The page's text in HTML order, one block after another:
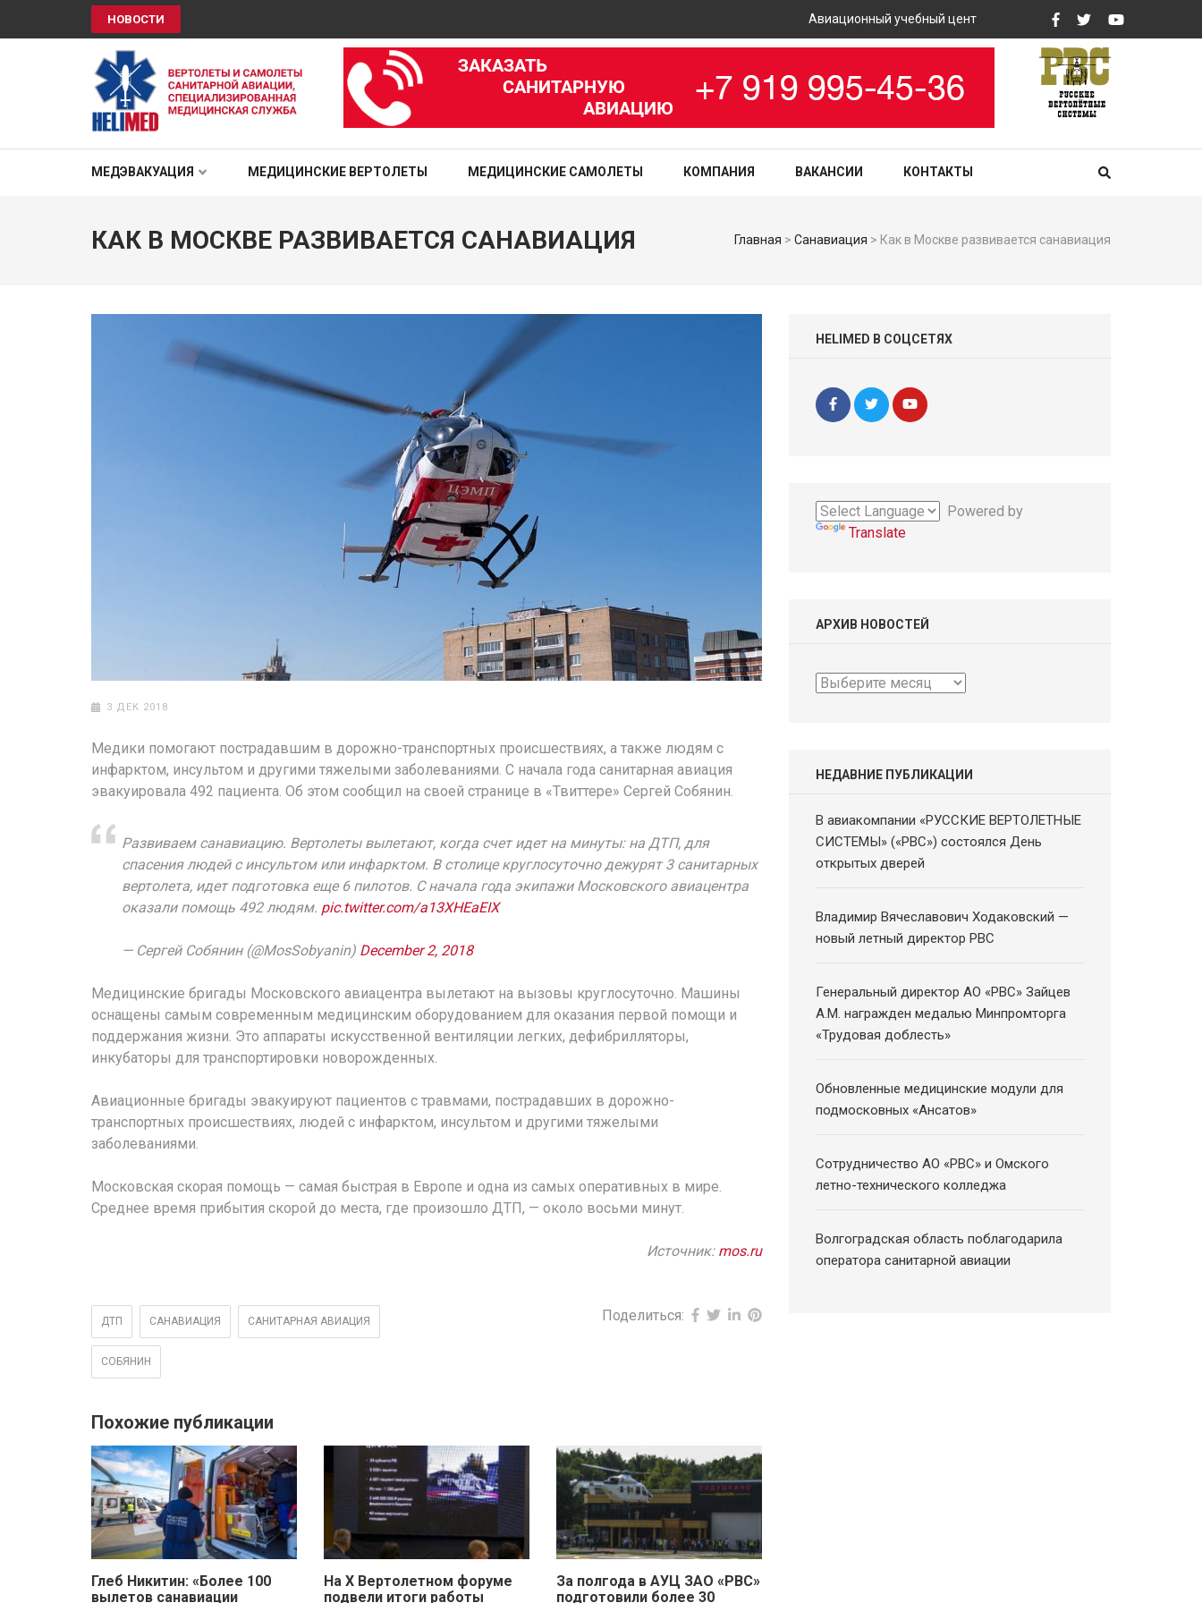
НОВОСТИ Авиационный учебный центр «РВС» закупит вертолетные тренажеры
HELIMED
МЕДЭВАКУАЦИЯ МЕДИЦИНСКИЕ ВЕРТОЛЕТЫ МЕДИЦИНСКИЕ САМОЛЕТЫ КОМПАНИЯ ВАКАНСИИ КОНТАКТЫ
КАК В МОСКВЕ РАЗВИВАЕТСЯ САНАВИАЦИЯ Главная > Санавиация > Как в Москве развивается санавиация
3 ДЕК 2018
Медики помогают пострадавшим в дорожно-транспортных происшествиях, а также людям с
инфарктом, инсультом и другими тяжелыми заболеваниями. С начала года санитарная авиация
эвакуировала 492 пациента. Об этом сообщил на своей странице в «Твиттере» Сергей Собянин.
Развиваем санавиацию. Вертолеты вылетают, когда счет идет на минуты: на ДТП, для
спасения людей с инсультом или инфарктом. В столице круглосуточно дежурят 3 санитарных
вертолета, идет подготовка еще 6 пилотов. С начала года экипажи Московского авиацентра
оказали помощь 492 людям. pic.twitter.com/a13XHEaEIX
— Сергей Собянин (@MosSobyanin) December 2, 2018
Медицинские бригады Московского авиацентра вылетают на вызовы круглосуточно. Машины
оснащены самым современным медицинским оборудованием для оказания первой помощи и
поддержания жизни. Это аппараты искусственной вентиляции легких, дефибрилляторы,
инкубаторы для транспортировки новорожденных.
Авиационные бригады эвакуируют пациентов с травмами, пострадавших в дорожно-
транспортных происшествиях, людей с инфарктом, инсультом и другими тяжелыми
заболеваниями.
Московская скорая помощь — самая быстрая в Европе и одна из самых оперативных в мире.
Среднее время прибытия скорой до места, где произошло ДТП, — около восьми минут.
Источник: mos.ru
ДТП САНАВИАЦИЯ САНИТАРНАЯ АВИАЦИЯ
СОБЯНИН
Поделиться:
Похожие публикации
Глеб Никитин: «Более 100
вылетов санавиации
На X Вертолетном форуме
подвели итоги работы
За полгода в АУЦ ЗАО «РВС»
подготовили более 30
HELIMED В СОЦСЕТЯХ
Powered by
Translate
АРХИВ НОВОСТЕЙ
Архив
НЕДАВНИЕ ПУБЛИКАЦИИ
В авиакомпании «РУССКИЕ ВЕРТОЛЕТНЫЕ
СИСТЕМЫ» («РВС») состоялся День
открытых дверей
Владимир Вячеславович Ходаковский —
новый летный директор РВС
Генеральный директор АО «РВС» Зайцев
А.М. награжден медалью Минпромторга
«Трудовая доблесть»
Обновленные медицинские модули для
подмосковных «Ансатов»
Сотрудничество АО «РВС» и Омского
летно-технического колледжа
Волгоградская область поблагодарила
оператора санитарной авиации